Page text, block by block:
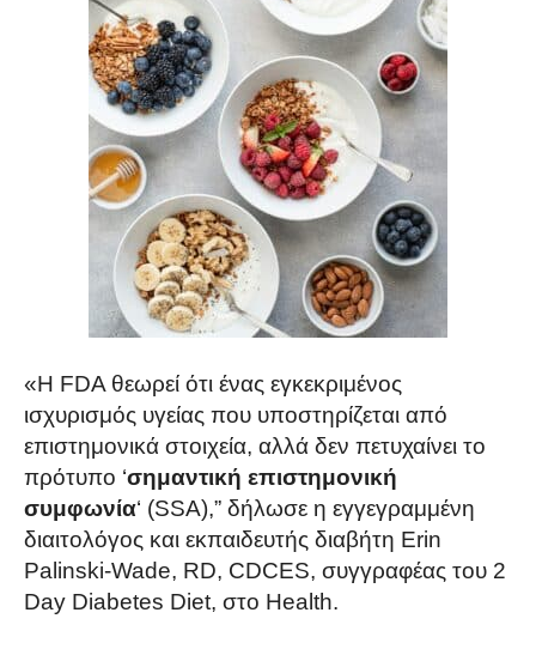
«Η FDA θεωρεί ότι ένας εγκεκριμένος
ισχυρισμός υγείας που υποστηρίζεται από
επιστημονικά στοιχεία, αλλά δεν πετυχαίνει το
πρότυπο ‘σημαντική επιστημονική
συμφωνία‘ (SSA),” δήλωσε η εγγεγραμμένη
διαιτολόγος και εκπαιδευτής διαβήτη Erin
Palinski-Wade, RD, CDCES, συγγραφέας του 2
Day Diabetes Diet, στο Health.